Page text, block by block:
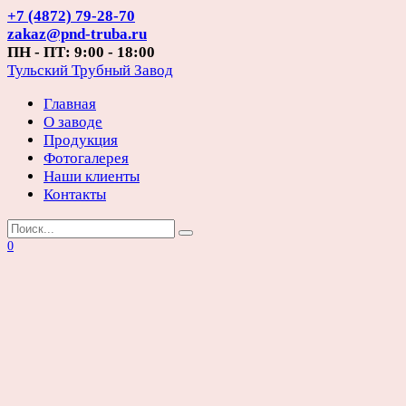
Перейти
к
содержанию
+7 (4872) 79-28-70
zakaz@pnd-truba.ru
ПН - ПТ: 9:00 - 18:00
Тульский Трубный Завод
Главная
О заводе
Продукция
Фотогалерея
Наши клиенты
Контакты
Search
for:
0